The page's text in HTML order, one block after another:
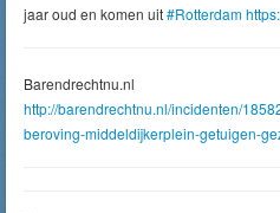
jaar oud en komen uit#Rotterdam
Barendrechtnu.nl
http://barendrechtnu.nl/incidenten/
beroving-middeldijkerplein-getuigen-